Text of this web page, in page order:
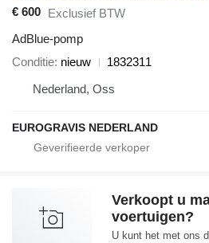
€ 600 Exclusief BTW
AdBlue-pomp
Conditie nieuw
1832311
Nederland, Oss
EUROGRAVIS NEDERLAND
Verkoopt u
voertuigen?
U kunt het met ons